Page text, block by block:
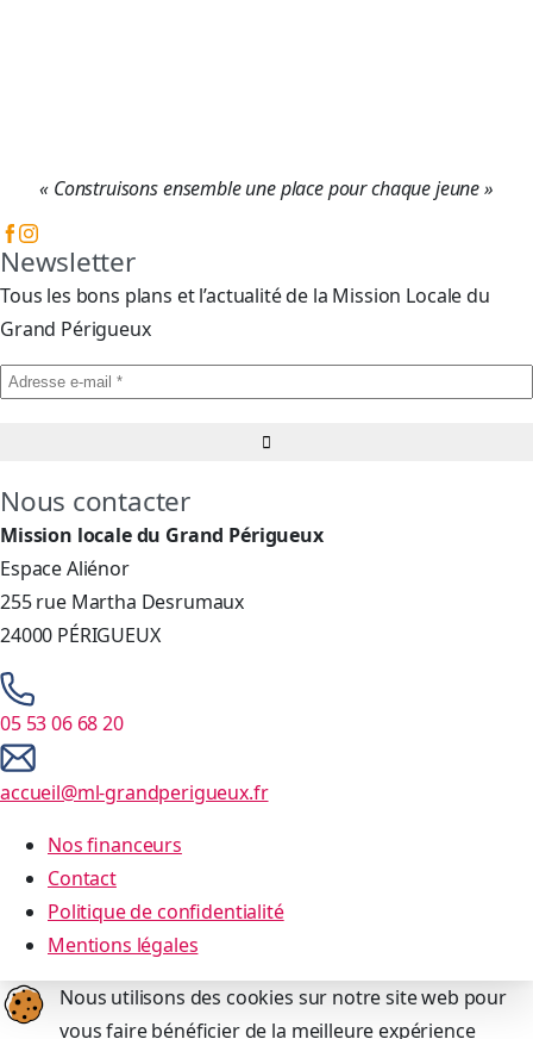
« Construisons ensemble une place pour chaque jeune »
Newsletter
Tous les bons plans et l’actualité de la Mission Locale du
Grand Périgueux
Nous contacter
Mission locale du Grand Périgueux
Espace Aliénor
255 rue Martha Desrumaux
24000 PÉRIGUEUX
05 53 06 68 20
accueil@ml-grandperigueux.fr
Nos financeurs
Contact
Politique de confidentialité
Mentions légales
Nous utilisons des cookies sur notre site web pour
vous faire bénéficier de la meilleure expérience